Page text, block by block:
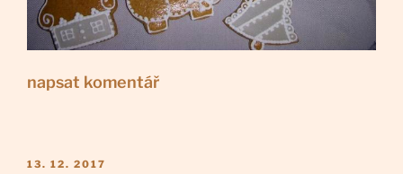
napsat komentář
PUBLIKOVÁNO
13. 12. 2017